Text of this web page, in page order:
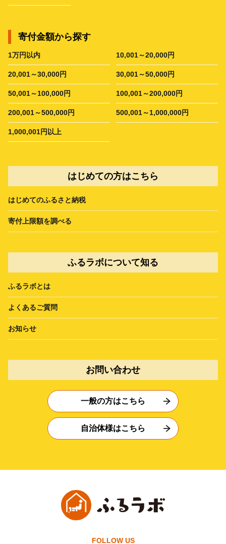
寄付金額から探す
1万円以内 10,001～20,000円
20,001～30,000円 30,001～50,000円
50,001～100,000円 100,001～200,000円
200,001～500,000円 500,001～1,000,000円
1,000,001円以上
はじめての方はこちら
はじめてのふるさと納税
寄付上限額を調べる
ふるラボについて知る
ふるラボとは
よくあるご質問
お知らせ
お問い合わせ
一般の方はこちら
自治体様はこちら
FOLLOW US